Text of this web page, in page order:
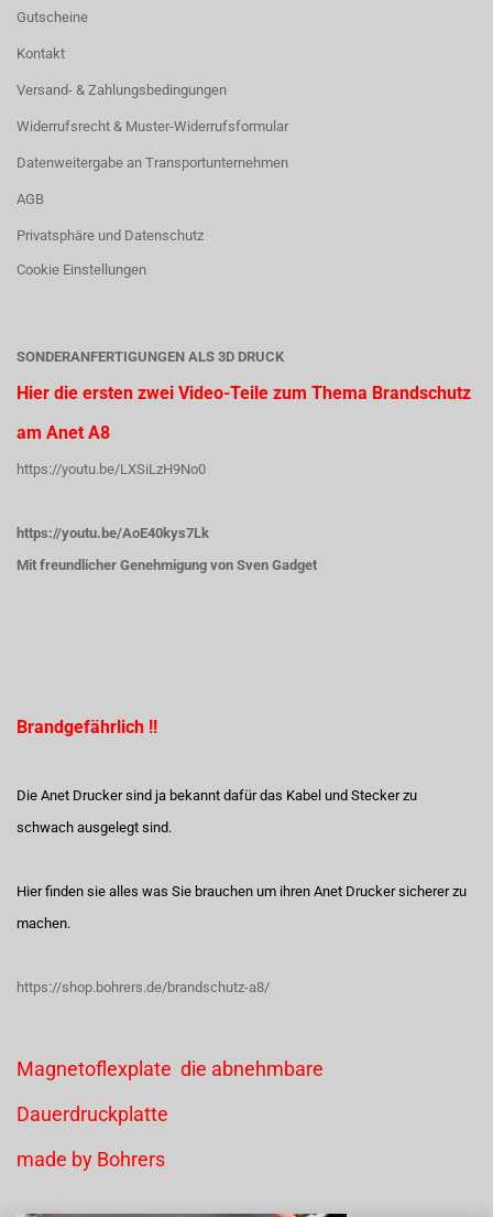
Gutscheine
Kontakt
Versand- & Zahlungsbedingungen
Widerrufsrecht & Muster-Widerrufsformular
Datenweitergabe an Transportunternehmen
AGB
Privatsphäre und Datenschutz
Cookie Einstellungen
SONDERANFERTIGUNGEN ALS 3D DRUCK
Hier die ersten zwei Video-Teile zum Thema Brandschutz
am Anet A8
https://youtu.be/LXSiLzH9No0
https://youtu.be/AoE40kys7Lk
Mit freundlicher Genehmigung von Sven Gadget
Brandgefährlich !!
Die Anet Drucker sind ja bekannt dafür das Kabel und Stecker zu
schwach ausgelegt sind.
Hier finden sie alles was Sie brauchen um ihren Anet Drucker sicherer zu
machen.
https://shop.bohrers.de/brandschutz-a8/
Magnetoflexplate die abnehmbare
Dauerdruckplatte
made by Bohrers